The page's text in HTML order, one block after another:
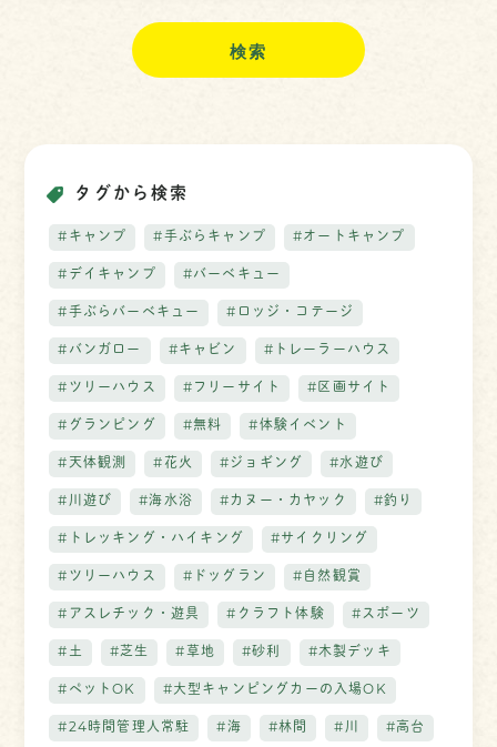
タグから検索
#キャンプ #手ぶらキャンプ #オートキャンプ
#デイキャンプ #バーベキュー
#手ぶらバーベキュー #ロッジ・コテージ
#バンガロー #キャビン #トレーラーハウス
#ツリーハウス #フリーサイト #区画サイト
#グランピング #無料 #体験イベント
#天体観測 #花火 #ジョギング #水遊び
#川遊び #海水浴 #カヌー・カヤック #釣り
#トレッキング・ハイキング #サイクリング
#ツリーハウス #ドッグラン #自然観賞
#アスレチック・遊具 #クラフト体験 #スポーツ
#土 #芝生 #草地 #砂利 #木製デッキ
#ペットOK #大型キャンピングカーの入場OK
#24時間管理人常駐 #海 #林間 #川 #高台